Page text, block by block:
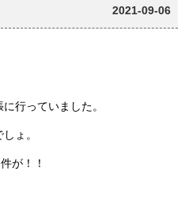
2021-09-06
行っていました。
ょ。
が！！